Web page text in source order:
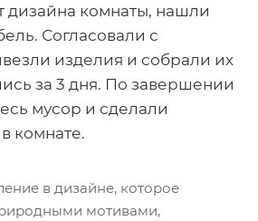
дизайна комнаты, нашли
Согласовали с
изделия и собрали их
за 3 дня. По завершении
мусор и сделали
комнате.
в дизайне, которое
мотивами,